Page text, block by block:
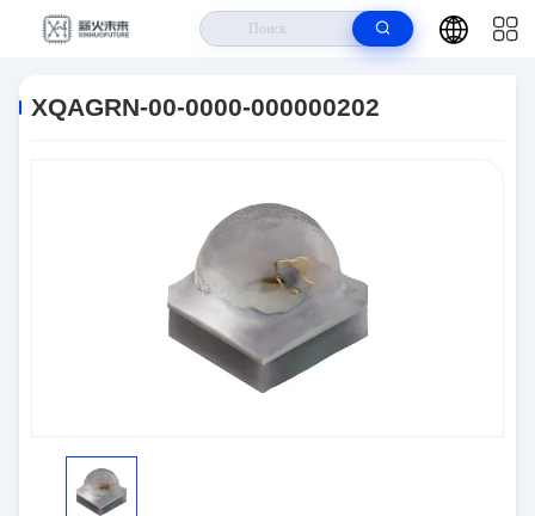
000000202
XQAGRN-00-0000-000000202